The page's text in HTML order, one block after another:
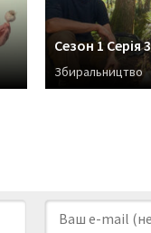
Сезон 1 Серія 3
Збиральництво